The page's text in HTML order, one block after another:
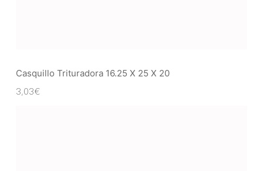
Casquillo Trituradora 16.25 X 25 X 20
3,03€